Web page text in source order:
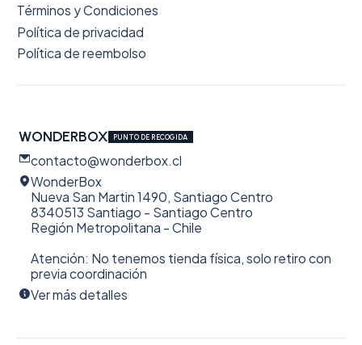
Términos y Condiciones
Política de privacidad
Política de reembolso
WONDERBOX PUNTO DE RECOGIDA
contacto@wonderbox.cl
WonderBox
Nueva San Martin 1490, Santiago Centro
8340513 Santiago - Santiago Centro
Región Metropolitana - Chile
Atención: No tenemos tienda física, solo retiro con
previa coordinación
Ver más detalles